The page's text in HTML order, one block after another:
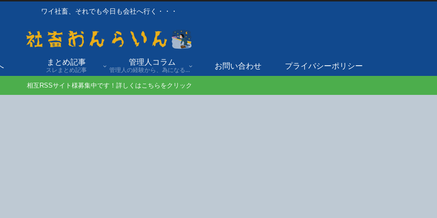
ワイ社畜、それでも今日も会社へ行く・・・
まとめ記事
スレまとめ記事
管理人コラム
管理人の経験から、為になる話や自身の経験談を発信。
お問い合わせ プライバシーポリシー
相互RSSサイト様募集中です！詳しくはこちらをクリック